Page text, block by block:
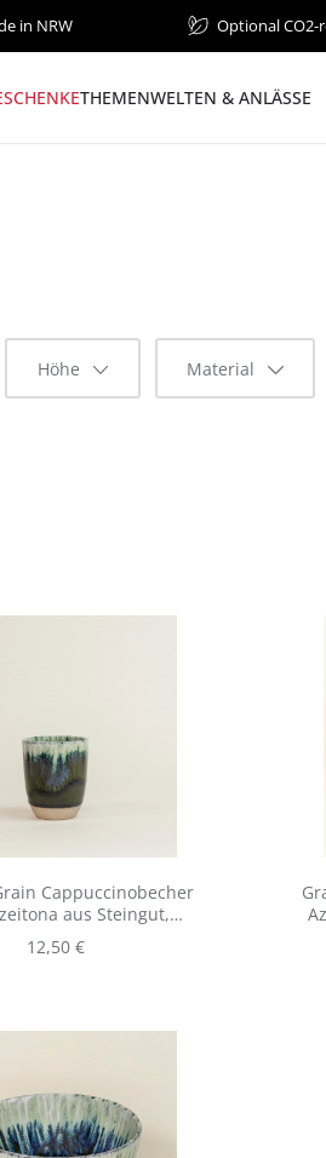
in NRW Optional CO2-
THEMENWELTEN & ANLÄSSE
Höhe Material
Cappuccinobecher
aus Steingut,
teilglasiert
Regulärer Preis:
12,50 €